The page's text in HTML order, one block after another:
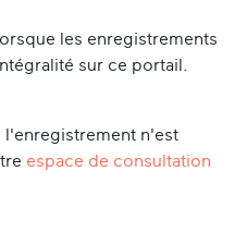
les enregistrements
sur ce portail.
l'enregistrement n'est
espace de consultation